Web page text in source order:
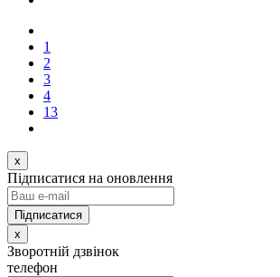
1
2
3
4
13
x
Підписатися на оновлення
x
Зворотній дзвінок
телефон